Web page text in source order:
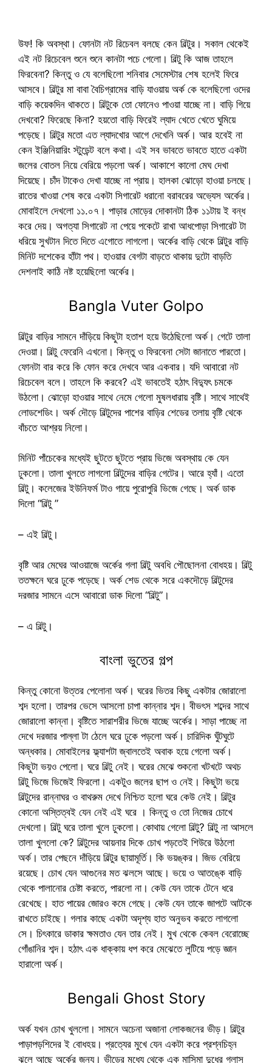
উফ! কি অবস্থা। ফোনটা নট রিচেবল বলছে কেন বিল্টুর। সকাল থেকেই
এই নট রিচেবেল শুনে শুনে কানটা পচে গেলো। বিল্টু কি আজ তাহলে
ফিরবেনা? কিন্তু ও যে বলেছিলো শনিবার সেমেস্টার শেষ হলেই ফিরে
আসবে। বিল্টুর মা বাবা বৈচিগ্রামের বাড়ি যাওয়ায় অর্ক কে বলেছিলো ওদের
বাড়ি কয়েকদিন থাকতে। বিল্টুকে তো ফোনেও পাওয়া যাচ্ছে না। বাড়ি গিয়ে
দেখবো? ফিরেছে কিনা? হয়তো বাড়ি ফিরেই ল্যাদ খেতে খেতে ঘুমিয়ে
পড়েছে। বিল্টুর মতো এত ল্যাদখোর আগে দেখেনি অর্ক। আর হবেই না
কেন ইঞ্জিনিয়ারিং স্টুডেন্ট বলে কথা। এই সব ভাবতে ভাবতে হাতে একটা
জলের বোতল নিয়ে বেরিয়ে পড়লো অর্ক। আকাশে কালো মেঘ দেখা
দিয়েছে। চাঁদ টাকেও দেখা যাচ্ছে না প্রায়। হালকা ঝোড়ো হাওয়া চলছে।
রাতের খাওয়া শেষ করে একটা সিগারেট ধরানো বরাবরের অভ্যেস অর্কের।
মোবাইলে দেখলো ১১.০৭। পাড়ার মোড়ের দোকানটা ঠিক ১১টায় ই বন্ধ
করে দেয়। অগত্যা সিগারেট না পেয়ে পকেটে রাখা আধপোড়া সিগারেট টা
ধরিয়ে সুখটান দিতে দিতে এগোতে লাগলো। অর্কের বাড়ি থেকে বিল্টুর বাড়ি
মিনিট দশেকের হাঁটা পথ। হাওয়ার বেগটা বাড়তে থাকায় দুটো বাড়তি
দেশলাই কাঠি নষ্ট হয়েছিলো অর্কের।
Bangla Vuter Golpo
বিল্টুর বাড়ির সামনে দাঁড়িয়ে কিছুটা হতাশ হয়ে উঠেছিলো অর্ক। গেটে তালা
দেওয়া। বিল্টু ফেরেনি এখনো। কিন্তু ও ফিরবেনা সেটা জানাতে পারতো।
ফোনটা বার করে কি ফোন করে দেখবে আর একবার। যদি আবারো নট
রিচেবেল বলে। তাহলে কি করবে? এই ভাবতেই হঠাৎ বিদ্যুৎ চমকে
উঠলো। ঝোড়ো হাওয়ার সাথে নেমে গেলো মুষলধারায় বৃষ্টি। সাথে সাথেই
লোডশেডিং। অর্ক দৌড়ে বিল্টুদের পাশের বাড়ির শেডের তলায় বৃষ্টি থেকে
বাঁচতে আশ্রয় নিলো।
মিনিট পাঁচেকের মধ্যেই ছুটতে ছুটতে প্রায় ভিজে অবস্থায় কে যেন
ঢুকলো। তালা খুলতে লাগলো বিল্টুদের বাড়ির গেটের। আরে হ্যাঁ। এতো
বিল্টু। কলেজের ইউনিফর্ম টাও গায়ে পুরোপুরি ভিজে গেছে। অর্ক ডাক
দিলো “বিল্টু ”
– এই বিল্টু।
বৃষ্টি আর মেঘের আওয়াজে অর্কের গলা বিল্টু অবধি পৌছোলনা বোধহয়। বিল্টু
ততক্ষনে ঘরে ঢুকে পড়েছে। অর্ক শেড থেকে সরে একদৌড়ে বিল্টুদের
দরজার সামনে এসে আবারো ডাক দিলো “বিল্টু”।
– এ বিল্টু।
বাংলা ভুতের গল্প
কিন্তু কোনো উত্তর পেলোনা অর্ক। ঘরের ভিতর কিছু একটার জোরালো
শব্দ হলো। তারপর ভেসে আসলো চাপা কান্নার শব্দ। বীভৎস শব্দের সাথে
জোরালো কান্না। বৃষ্টিতে সারাশরীর ভিজে যাচ্ছে অর্কের। সাড়া পাচ্ছে না
দেখে দরজার পাল্লা টা ঠেলে ঘরে ঢুকে পড়লো অর্ক। চারিদিক ঘুঁটঘুটে
অন্ধকার। মোবাইলের ফ্ল্যাশটা জ্বালতেই অবাক হয়ে গেলো অর্ক।
কিছুটা ভয়ও পেলো। ঘরে বিল্টু নেই। ঘরের মেঝে শুকনো খটখটে অথচ
বিল্টু ভিজে ভিজেই ফিরলো। একটুও জলের ছাপ ও নেই। কিছুটা ভয়ে
বিল্টুদের রান্নাঘর ও বাথরুম দেখে নিশ্চিত হলো ঘরে কেউ নেই। বিল্টুর
কোনো অস্তিত্বই যেন নেই এই ঘরে । কিন্তু ও তো নিজের চোখে
দেখলো। বিল্টু ঘরে তালা খুলে ঢুকলো। কোথায় গেলো বিল্টু? বিল্টু না আসলে
তালা খুললো কে? বিল্টুদের আয়নার দিকে চোখ পড়তেই শিউরে উঠলো
অর্ক। তার পেছনে দাঁড়িয়ে বিল্টুর ছায়ামূর্তি। কি ভয়ঙ্কর। জিভ বেরিয়ে
রয়েছে। চোখ যেন আগুনের মত ঝলসে আছে। ভয়ে ও আতঙ্কে বাড়ি
থেকে পালানোর চেষ্টা করতে, পারলো না। কেউ যেন তাকে টেনে ধরে
রেখেছে। হাত পায়ের জোরও কমে গেছে। কেউ যেন তাকে জাপটে আটকে
রাখতে চাইছে। গলার কাছে একটা অদৃশ্য হাত অনুভব করতে লাগলো
সে। চিৎকারে ডাকার ক্ষমতাও যেন তার নেই। মুখ থেকে কেবল বেরোচ্ছে
গোঁঙানির শব্দ। হঠাৎ এক ধাক্কায় ধপ করে মেঝেতে লুটিয়ে পড়ে জ্ঞান
হারালো অর্ক।
Bengali Ghost Story
অর্ক যখন চোখ খুললো। সামনে অচেনা অজানা লোকজনের ভীড়। বিল্টুর
পাড়াপড়শিদের ই বোধহয়। প্রত্যের মুখে যেন একটা করে প্রশ্নচিহ্ন
ঝুলে আছে অর্কের জন্য। ভীড়ের মধ্যে থেকে এক মাসিমা দুধের গ্লাস